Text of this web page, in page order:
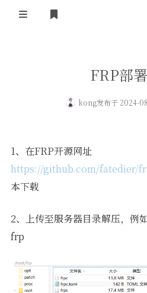
FRP部
kong发布于 2024-
1、在FRP开源网址
https://github.com/fatedier/
本下载
2、上传至服务器目录解压，例
frp